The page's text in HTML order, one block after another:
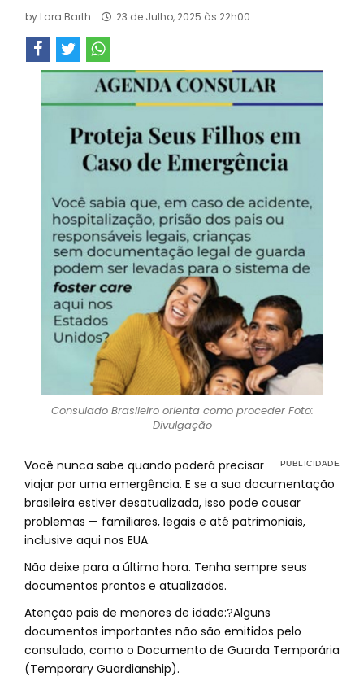
by Lara Barth 23 de Julho, 2025 às 22h00
Consulado Brasileiro orienta como proceder Foto:
Divulgação
Você nunca sabe quando poderá precisar
viajar por uma emergência. E se a sua documentação
brasileira estiver desatualizada, isso pode causar
problemas — familiares, legais e até patrimoniais,
inclusive aqui nos EUA.
Não deixe para a última hora. Tenha sempre seus
documentos prontos e atualizados.
Atenção pais de menores de idade:?Alguns
documentos importantes não são emitidos pelo
consulado, como o Documento de Guarda Temporária
(Temporary Guardianship).